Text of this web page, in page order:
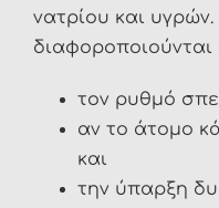
νατρίου και
τον ρυθμό
αν το άτομο
και
την ύπαρξη